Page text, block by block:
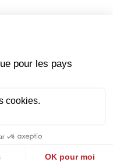
un esprit brisé :
brisé, broyé.
ton Fils bien-aimé,
assez pur pour